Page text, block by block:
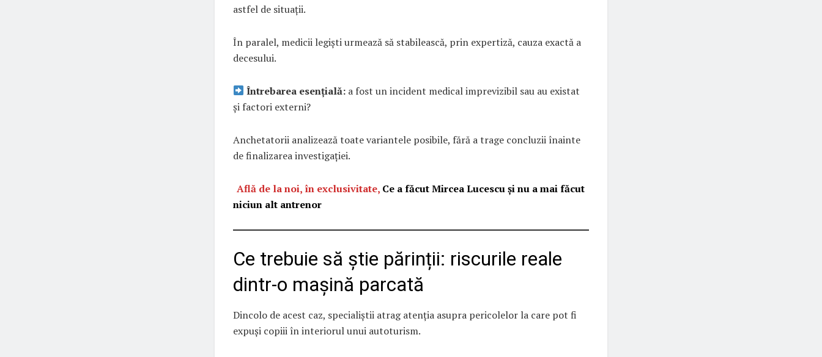
astfel de situații.
În paralel, medicii legiști urmează să stabilească, prin expertiză, cauza exactă a
decesului.
Întrebarea esențială: a fost un incident medical imprevizibil sau au existat
și factori externi?
Anchetatorii analizează toate variantele posibile, fără a trage concluzii înainte
de finalizarea investigației.
Află de la noi, în exclusivitate, Ce a făcut Mircea Lucescu și nu a mai făcut
niciun alt antrenor
Ce trebuie să știe părinții: riscurile reale
dintr-o mașină parcată
Dincolo de acest caz, specialiștii atrag atenția asupra pericolelor la care pot fi
expuși copiii în interiorul unui autoturism.